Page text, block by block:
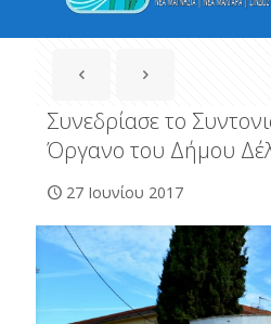
Συνεδρίασε το
Όργανο του Δήμου
27 Ιουνίου 2017